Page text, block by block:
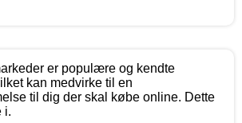
er populære og kendte
kan medvirke til en
til dig der skal købe online. Dette
i.